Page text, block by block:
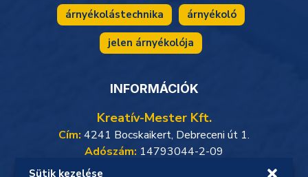
Sütik kezelése
árnyékolástechnika árnyékoló
jelen árnyékolója
INFORMÁCIÓK
Kreatív-Mester Kft.
Cím: 4241 Bocskaikert, Debreceni út 1.
Adószám: 14793044-2-09